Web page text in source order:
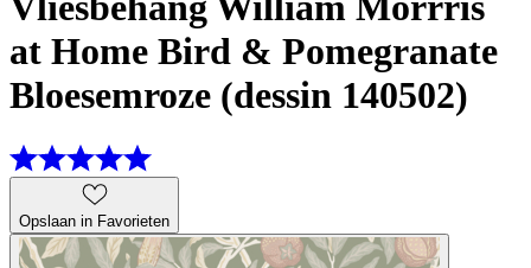
at Home Bird & Pomegranate
Bloesemroze (dessin 140502)
Opslaan in Favorieten